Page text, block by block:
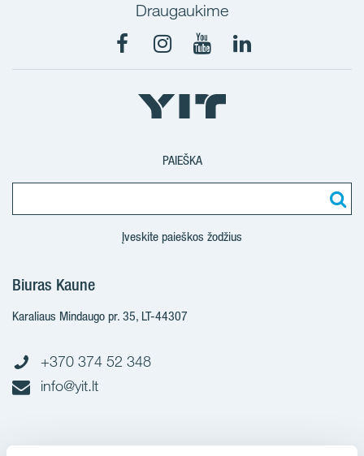
Draugaukime
PAIEŠKA
Įveskite paieškos žodžius
Biuras Kaune
Karaliaus Mindaugo pr. 35, LT-44307
+370 374 52 348
info@yit.lt